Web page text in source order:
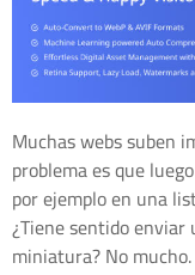
Muchas webs suben
problema es que
por ejemplo en una
¿Tiene sentido
miniatura? No mucho.